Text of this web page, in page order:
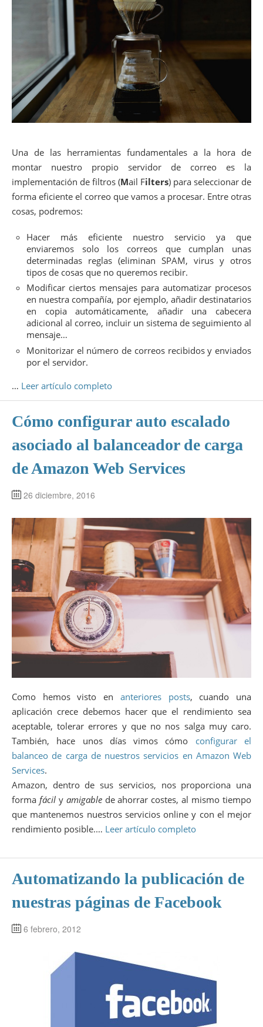
Una de las herramientas fundamentales a la hora de
montar nuestro propio servidor de correo es la
implementación de filtros (Mail Filters) para seleccionar de
forma eficiente el correo que vamos a procesar. Entre otras
cosas, podremos:
Hacer más eficiente nuestro servicio ya que
enviaremos solo los correos que cumplan unas
determinadas reglas (eliminan SPAM, virus y otros
tipos de cosas que no queremos recibir.
Modificar ciertos mensajes para automatizar procesos
en nuestra compañía, por ejemplo, añadir destinatarios
en copia automáticamente, añadir una cabecera
adicional al correo, incluir un sistema de seguimiento al
mensaje…
Monitorizar el número de correos recibidos y enviados
por el servidor.
… Leer artículo completo
Cómo configurar auto escalado
asociado al balanceador de carga
de Amazon Web Services
26 diciembre, 2016
Como hemos visto en anteriores posts, cuando una
aplicación crece debemos hacer que el rendimiento sea
aceptable, tolerar errores y que no nos salga muy caro.
También, hace unos días vimos cómo configurar el
balanceo de carga de nuestros servicios en Amazon Web
Services.
Amazon, dentro de sus servicios, nos proporciona una
forma fácily amigablede ahorrar costes, al mismo tiempo
que mantenemos nuestros servicios online y con el mejor
rendimiento posible.… Leer artículo completo
Automatizando la publicación de
nuestras páginas de Facebook
6 febrero, 2012